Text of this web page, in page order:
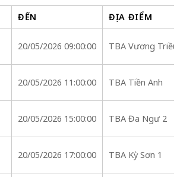
ĐẾN ĐỊA ĐIỂM
20/05/2026 09:00:00 TBA Vương Triều
20/05/2026 11:00:00 TBA Tiền Anh
20/05/2026 15:00:00 TBA Đa Ngư 2
20/05/2026 17:00:00 TBA Kỳ Sơn 1